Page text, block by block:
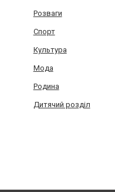
Розваги
Спорт
Культура
Мода
Родина
Дитячий розділ